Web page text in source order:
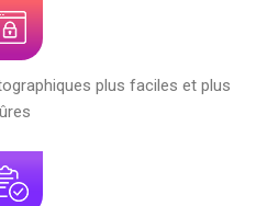
plus faciles et plus